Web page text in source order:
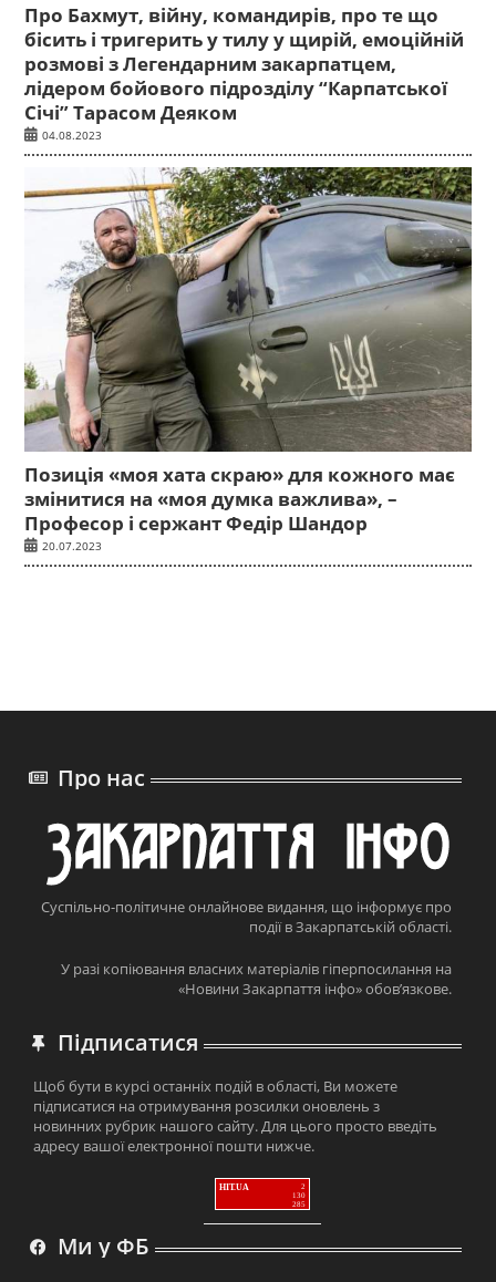
Про Бахмут, війну, командирів, про те що
бісить і тригерить у тилу у щирій, емоційній
розмові з Легендарним закарпатцем,
лідером бойового підрозділу “Карпатської
Січі” Тарасом Деяком
04.08.2023
Позиція «моя хата скраю» для кожного має
змінитися на «моя думка важлива», –
Професор і сержант Федір Шандор
20.07.2023
Про нас
Суспільно-політичне онлайнове видання, що інформує про
події в Закарпатській області.
У разі копіювання власних матеріалів гіперпосилання на
«Новини Закарпаття інфо» обов’язкове.
Підписатися
Щоб бути в курсі останніх подій в області, Ви можете
підписатися на отримування розсилки оновлень з
новинних рубрик нашого сайту. Для цього просто введіть
адресу вашої електронної пошти нижче.
HIT.UA
2
130
285
Ми у ФБ